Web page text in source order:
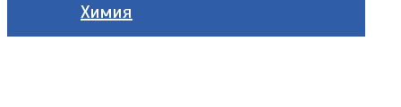
Химия